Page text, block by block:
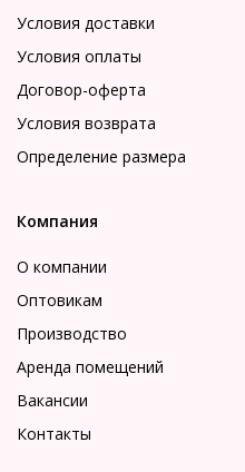
Условия доставки
Условия оплаты
Договор-оферта
Условия возврата
Определение размера
Компания
О компании
Оптовикам
Производство
Аренда помещений
Вакансии
Контакты